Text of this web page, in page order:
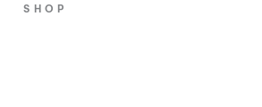
SHOP